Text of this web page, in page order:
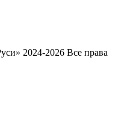
2024-2026 Все права